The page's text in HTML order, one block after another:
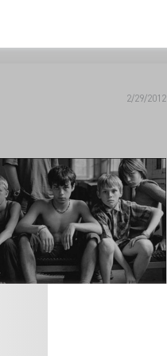
2/29/2012
На первом году
59 %, с 15 до 19 лет –на